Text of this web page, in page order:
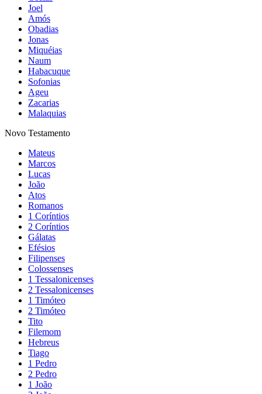
Joel
Amós
Obadias
Jonas
Miquéias
Naum
Habacuque
Sofonias
Ageu
Zacarias
Malaquias
Novo Testamento
Mateus
Marcos
Lucas
João
Atos
Romanos
1 Coríntios
2 Coríntios
Gálatas
Efésios
Filipenses
Colossenses
1 Tessalonicenses
2 Tessalonicenses
1 Timóteo
2 Timóteo
Tito
Filemom
Hebreus
Tiago
1 Pedro
2 Pedro
1 João